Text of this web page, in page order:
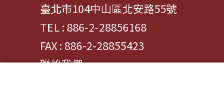
臺北市104中山區北安路55號
TEL : 886-2-28856168
FAX : 886-2-28855423
聯絡我們